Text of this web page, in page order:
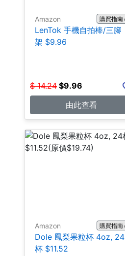
Amazon 購買指南
LenTok 手機自拍棒/三腳
架 $9.96
$ 14.24 $9.96
由此查看
Amazon 購買指南
Dole 鳳梨果粒杯 4oz, 24
杯 $11.52